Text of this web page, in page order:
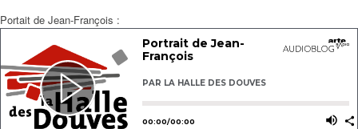
Portait de Jean-François :